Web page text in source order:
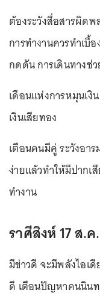
ต้องระวังสื่อสารผิด
การทำงานควรทำเบื้
กดดัน การเดินทางช่
เดือนแห่งการหมุนเงิ
เงินเสียทอง
เตือนคนมีคู่ ระวังอา
ง่ายแล้วทำให้มีปากเ
ทำงาน
ราศีสิงห์ 17 ส.
มีข่าวดี จะมีพลังไอเ
ดี เตือนปัญหาคนนินท